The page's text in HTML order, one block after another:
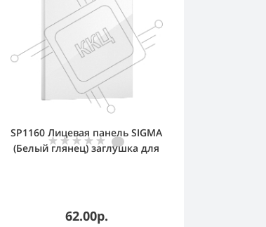
SP1160 Лицевая панель SIGMA
(Белый глянец) заглушка для
62.00р.